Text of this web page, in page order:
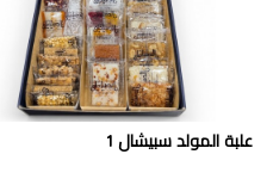
علبة المولد سبيشال 1